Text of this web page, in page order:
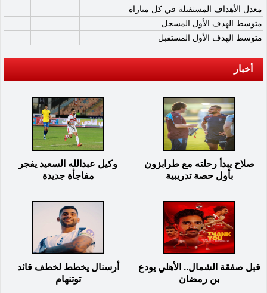
معدل الأهداف المستقبلة في كل مباراة
متوسط الهدف الأول المسجل
متوسط الهدف الأول المستقبل
أخبار
صلاح يبدأ رحلته مع طرابزون
بأول حصة تدريبية
وكيل عبدالله السعيد يفجر
مفاجأة جديدة
قبل صفقة الشمال.. الأهلي يودع
بن رمضان
أرسنال يخطط لخطف قائد
توتنهام